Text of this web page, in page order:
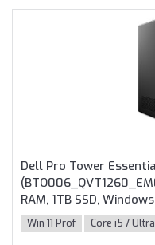
Dell Pro Tower
RAM, 1TB SSD,
számítógép 3 év
Win 11 Prof Core i5 /